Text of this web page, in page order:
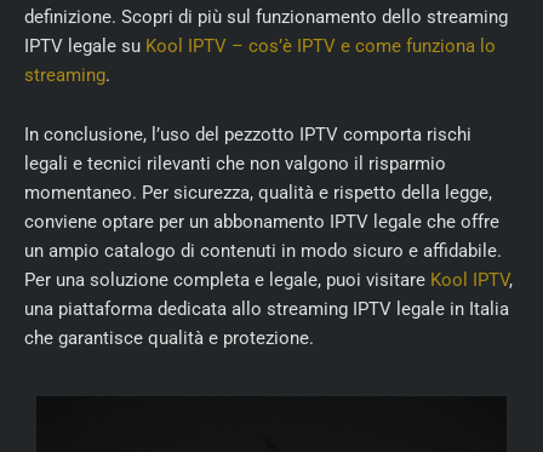
definizione. Scopri di più sul funzionamento dello streaming
IPTV legale su Kool IPTV – cos’è IPTV e come funziona lo
streaming.
In conclusione, l’uso del pezzotto IPTV comporta rischi
legali e tecnici rilevanti che non valgono il risparmio
momentaneo. Per sicurezza, qualità e rispetto della legge,
conviene optare per un abbonamento IPTV legale che offre
un ampio catalogo di contenuti in modo sicuro e affidabile.
Per una soluzione completa e legale, puoi visitare Kool IPTV,
una piattaforma dedicata allo streaming IPTV legale in Italia
che garantisce qualità e protezione.